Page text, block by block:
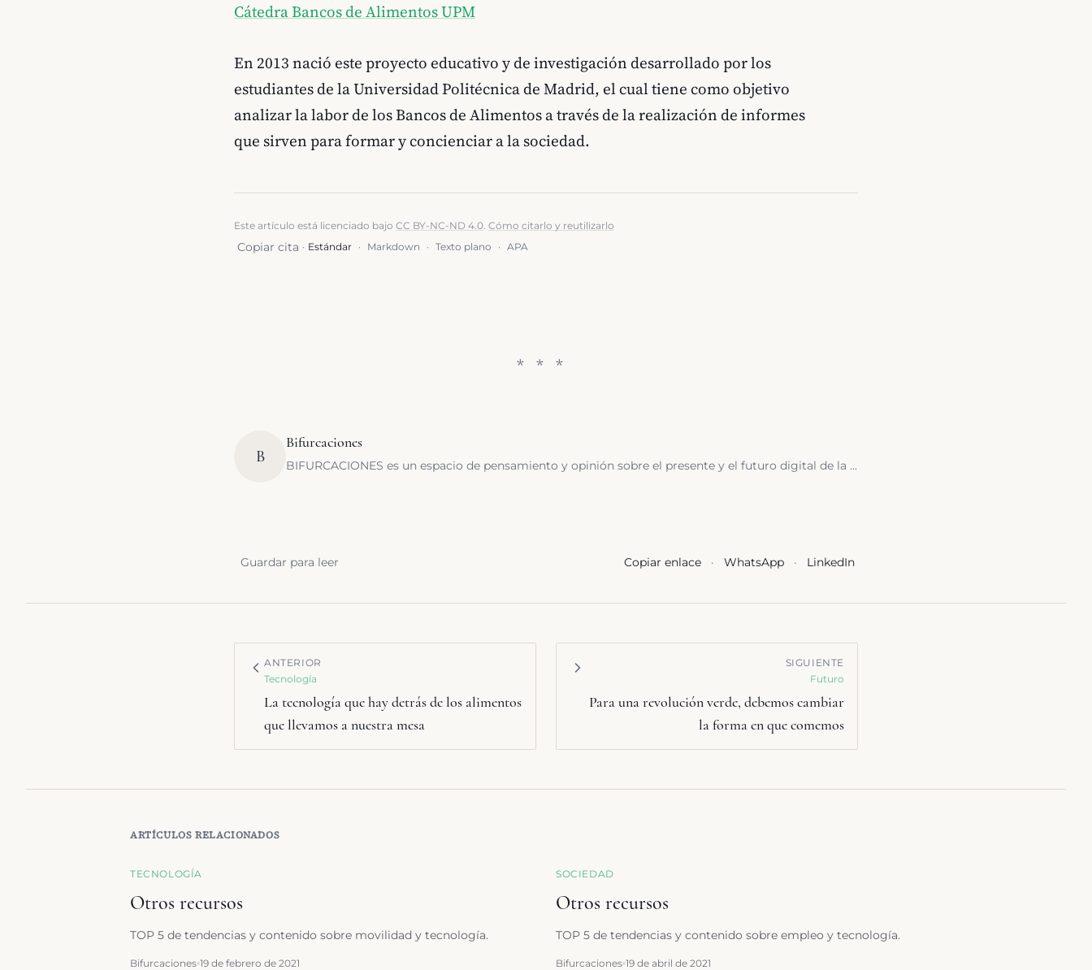
Cátedra Bancos de Alimentos UPM
En 2013 nació este proyecto educativo y de investigación desarrollado por los
estudiantes de la Universidad Politécnica de Madrid, el cual tiene como objetivo
analizar la labor de los Bancos de Alimentos a través de la realización de informes
que sirven para formar y concienciar a la sociedad.
Este artículo está licenciado bajo CC BY-NC-ND 4.0 Cómo citarlo y reutilizarlo
Copiar cita · Estándar · Markdown · Texto plano · APA
B
Bifurcaciones
BIFURCACIONES es un espacio de pensamiento y opinión sobre el presente y el futuro digital de la ...
Guardar para leer Copiar enlace · WhatsApp · LinkedIn
ANTERIOR
Tecnología
La tecnología que hay detrás de los alimentos
que llevamos a nuestra mesa
SIGUIENTE
Futuro
Para una revolución verde, debemos cambiar
la forma en que comemos
ARTÍCULOS RELACIONADOS
TECNOLOGÍA
Otros recursos
TOP 5 de tendencias y contenido sobre movilidad y tecnología.
Bifurcaciones 19 de febrero de 2021
SOCIEDAD
Otros recursos
TOP 5 de tendencias y contenido sobre empleo y tecnología.
Bifurcaciones 19 de abril de 2021